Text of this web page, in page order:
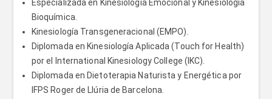
Especializada en Kinesiología Emocional y Kinesiología
Bioquímica.
Kinesiología Transgeneracional (EMPO).
Diplomada en Kinesiología Aplicada (Touch for Health)
por el International Kinesiology College (IKC).
Diplomada en Dietoterapia Naturista y Energética por
IFPS Roger de Llúria de Barcelona.